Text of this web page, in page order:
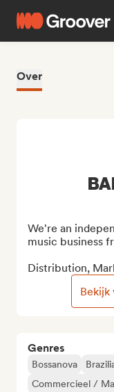
Over
Genres
Bossanova
Commercieel /
We're an
music business
Distribution,
Bekijk